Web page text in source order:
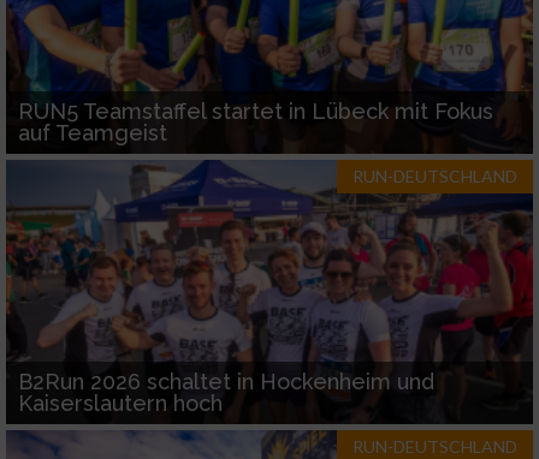
RUN5 Teamstaffel startet in Lübeck mit Fokus
auf Teamgeist
RUN-DEUTSCHLAND
B2Run 2026 schaltet in Hockenheim und
Kaiserslautern hoch
RUN-DEUTSCHLAND